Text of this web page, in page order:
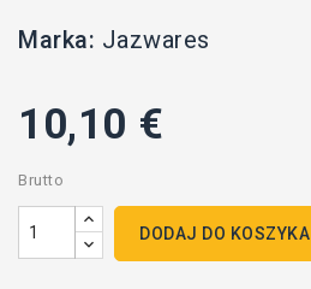
Marka: Jazwares
10,10 €
Brutto
DODAJ DO KOSZYKA